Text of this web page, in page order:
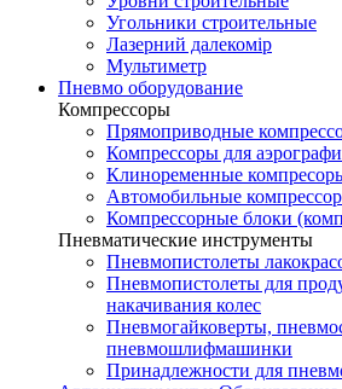
Угольники строительные
Лазерний далекомір
Мультиметр
Пневмо оборудование
Компрессоры
Прямоприводные
Компрессоры для
Клиноременные
Автомобильные
Компрессорные блоки
Пневматические инструменты
Пневмопистолеты
Пневмопистолеты для
накачивания колес
Пневмогайковерты,
пневмошлифмашинки
Принадлежности для